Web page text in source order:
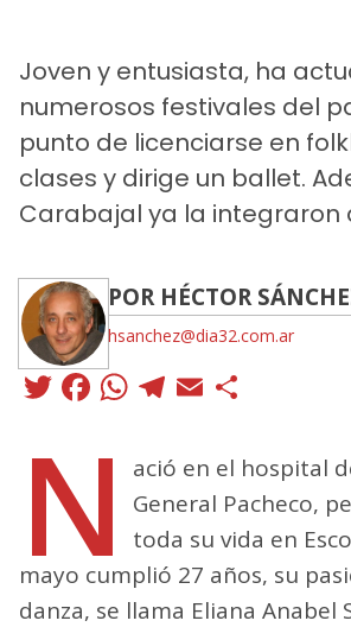
Joven y entusiasta, ha
numerosos festivales del
punto de licenciarse en
clases y dirige un ballet.
Carabajal ya la integraron
POR HÉCTOR
hsanchez@dia32.com.ar
Twitter
Facebook
WhatsApp
Telegram
Email
N
ació en el hospital
General Pacheco,
toda su vida en
mayo cumplió 27 años, su
danza, se llama Eliana Anabel